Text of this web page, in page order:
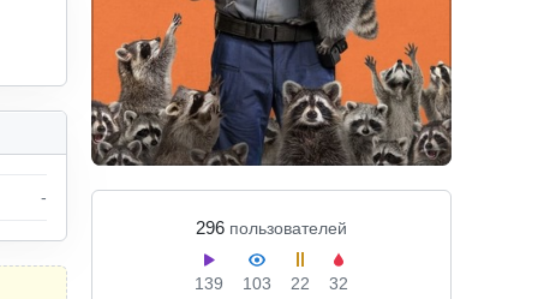
296 пользователей
139 103 22 32
-